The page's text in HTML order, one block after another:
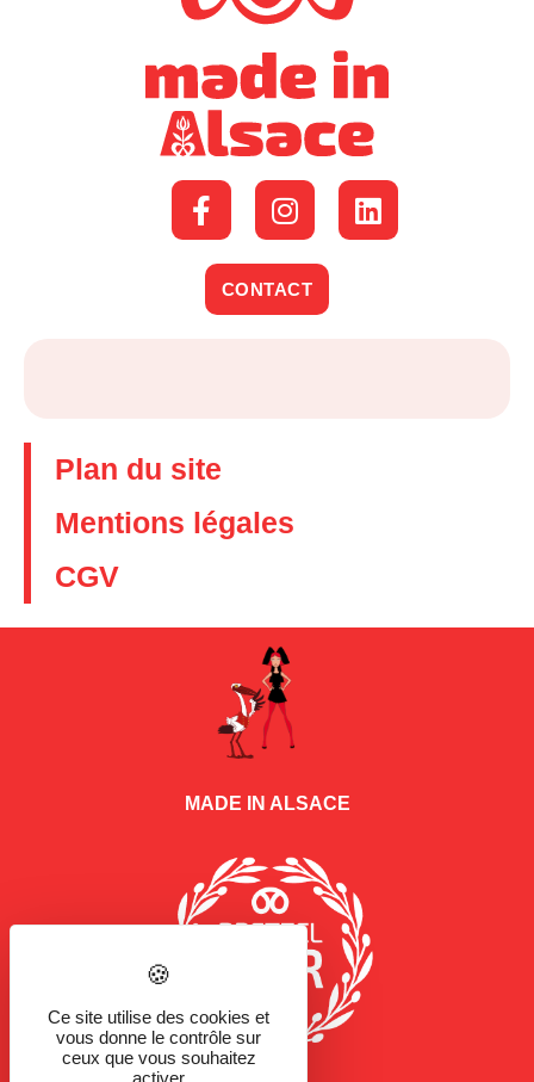
CONTACT
Plan du site
Mentions légales
CGV
MADE IN ALSACE
Ce site utilise des cookies et
vous donne le contrôle sur
ceux que vous souhaitez
activer